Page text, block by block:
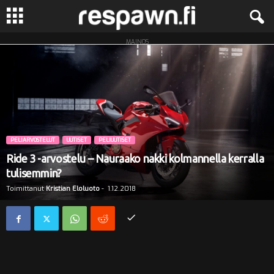
R
MAINOS
PELIARVOSTELUT UUTISET PELIUUTISET
Ride 3 -arvostelu – Nauraako nakki kolmannella kerralla
tulisemmin?
Toimittanut Kristian Eloluoto - 1.12.2018